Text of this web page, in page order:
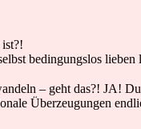
bedingungslos lieben
– geht das?! JA!
Überzeugungen